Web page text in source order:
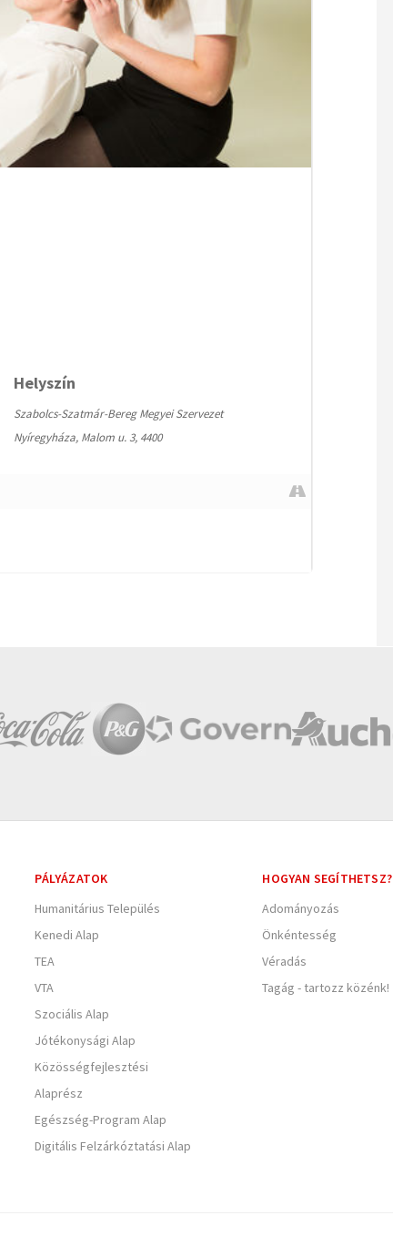
Helyszín
Szabolcs-Szatmár-Bereg Megyei Szervezet
Nyíregyháza, Malom u. 3, 4400
PÁLYÁZATOK
Humanitárius Település
Kenedi Alap
TEA
VTA
Szociális Alap
Jótékonysági Alap
Közösségfejlesztési
Alaprész
Egészség-Program Alap
Digitális Felzárkóztatási Alap
HOGYAN SEGÍTHETSZ?
Adományozás
Önkéntesség
Véradás
Tagág - tartozz közénk!